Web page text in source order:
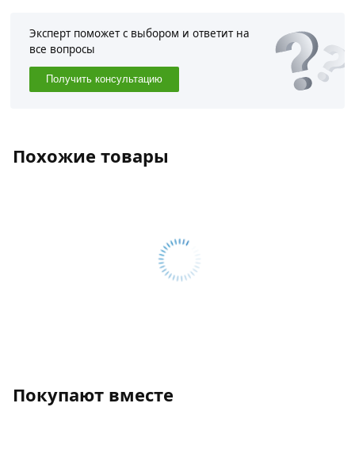
Эксперт поможет с выбором и ответит на
все вопросы
Получить консультацию
Похожие товары
Покупают вместе